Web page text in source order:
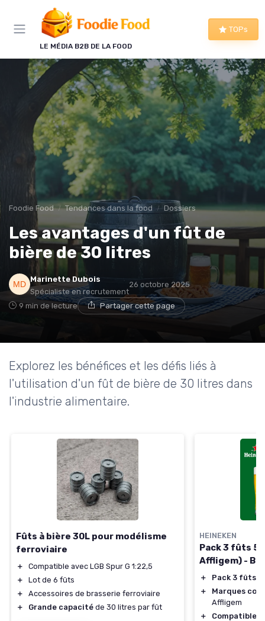
LE MÉDIA B2B DE LA FOOD
TOPs
Foodie Food Tendances dans la food Dossiers
Les avantages d'un fût de
bière de 30 litres
Marinette Dubois
Spécialiste en recrutement
26 octobre 2025
9 min de lecture Partager cette page
Explorez les bénéfices et les défis liés à
l'utilisation d'un fût de bière de 30 litres dans
l'industrie alimentaire.
Fûts à bière 30L pour modélisme
ferroviaire
＋
Compatible avec LGB Spur G 1:22,5
＋
Lot de 6 fûts
＋
Accessoires de brasserie ferroviaire
＋
Grande capacité de 30 litres par fût
HEINEKEN
Pack 3 fûts
Affligem) -
＋
Pack 3 fûts
＋
Marques
Affligem
＋
Compatible
Panneau de gestion des cookies